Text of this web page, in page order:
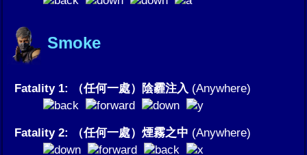
Smoke
Fatality 1: （任何一處）陰霾注入 (Anywhere)
Fatality 2: （任何一處）煙霧之中 (Anywhere)